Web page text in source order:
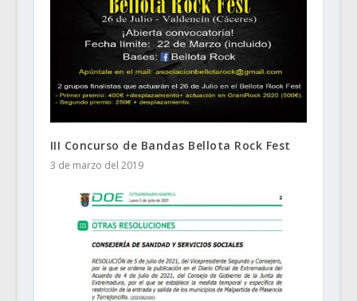
III Concurso de Bandas Bellota Rock Fest
3 de marzo del 2019